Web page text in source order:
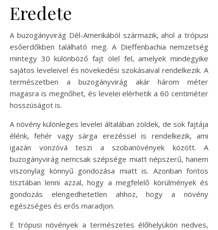
Eredete
A buzogányvirág Dél-Amerikából származik, ahol a trópusi
esőerdőkben található meg. A Dieffenbachia nemzetség
mintegy 30 különböző fajt ölel fel, amelyek mindegyike
sajátos leveleivel és növekedési szokásaival rendelkezik. A
természetben a buzogányvirág akár három méter
magasra is megnőhet, és levelei elérhetik a 60 centiméter
hosszúságot is.
A növény különleges levelei általában zöldek, de sok fajtája
élénk, fehér vagy sárga erezéssel is rendelkezik, ami
igazán vonzóvá teszi a szobanövények között. A
buzogányvirág nemcsak szépsége miatt népszerű, hanem
viszonylag könnyű gondozása miatt is. Azonban fontos
tisztában lenni azzal, hogy a megfelelő körülmények és
gondozás elengedhetetlen ahhoz, hogy a növény
egészséges és erős maradjon.
E trópusi növények a természetes élőhelyükön nedves,